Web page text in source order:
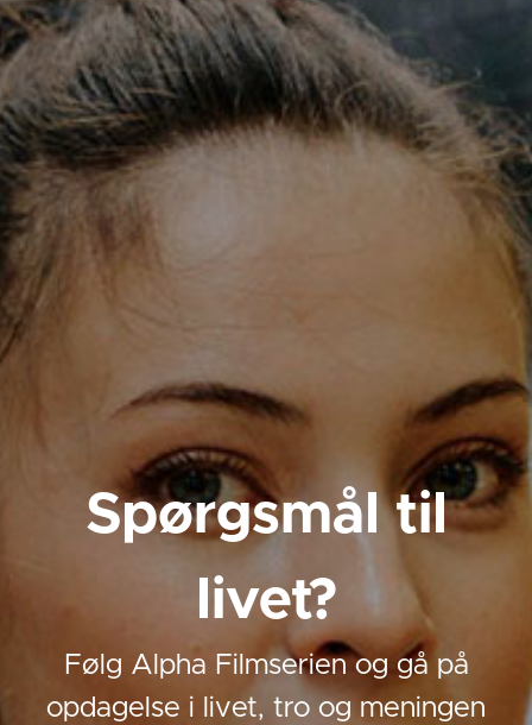
Spørgsmål til
livet?
Følg Alpha Filmserien og gå på
opdagelse i livet, tro og meningen